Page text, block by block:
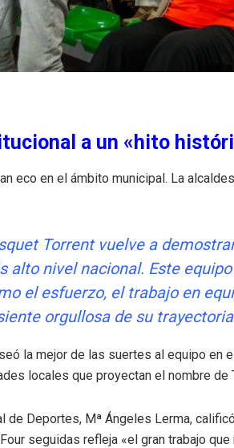
a un «hito
eco en el ámbito municipal. La
Torrent vuelve a
alto nivel nacional. Este
el esfuerzo, el trabajo en
orgullosa de su
la mejor de las suertes al equipo en
locales que proyectan el nombre de
de Deportes, Mª Ángeles Lerma,
seguidas refleja «el gran trabajo